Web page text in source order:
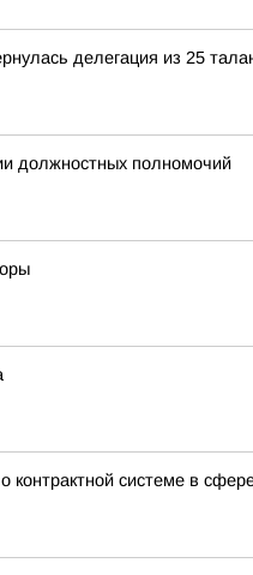
делегация из 25
должностных полномочий
системе в